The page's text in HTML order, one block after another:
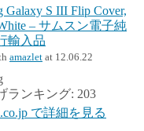
Galaxy S III Flip Cover,
– サムスン電子純
輸入品
amazlet at 12.06.22
ランキング: 203
で詳細を見る